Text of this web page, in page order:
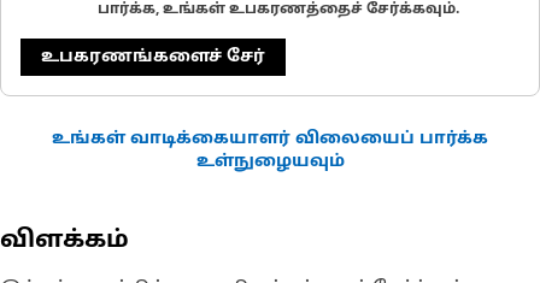
பார்க்க, உங்கள் உபகரணத்தைச் சேர்க்கவும்.
உபகரணங்களைச் சேர்
உங்கள் வாடிக்கையாளர் விலையைப் பார்க்க
உள்நுழையவும்
விளக்கம்